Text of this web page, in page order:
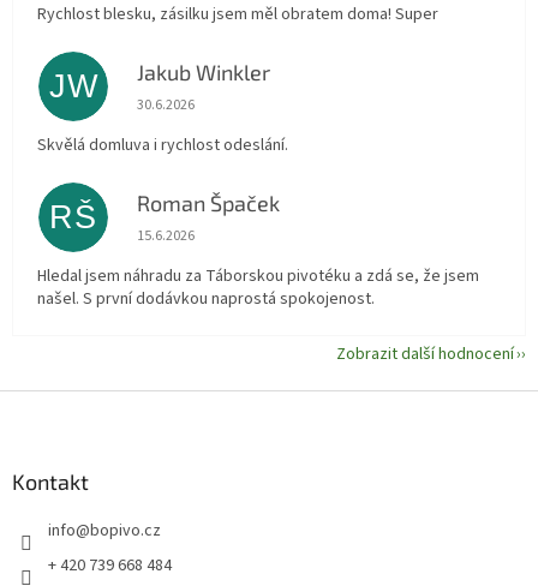
Rychlost blesku, zásilku jsem měl obratem doma! Super
JW Jakub Winkler
Hodnocení obchodu je 5 z 5 hvězdiček.
30.6.2026
Skvělá domluva i rychlost odeslání.
RŠ Roman Špaček
Hodnocení obchodu je 5 z 5 hvězdiček.
15.6.2026
Hledal jsem náhradu za Táborskou pivotéku a zdá se, že jsem
našel. S první dodávkou naprostá spokojenost.
Zobrazit další hodnocení
Kontakt
info@bopivo.cz
+ 420 739 668 484